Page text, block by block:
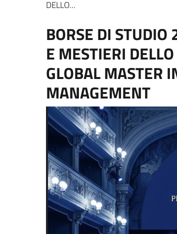
DELLO...
BORSE DI
E MESTIERI
GLOBAL MASTER
MANAGEMENT